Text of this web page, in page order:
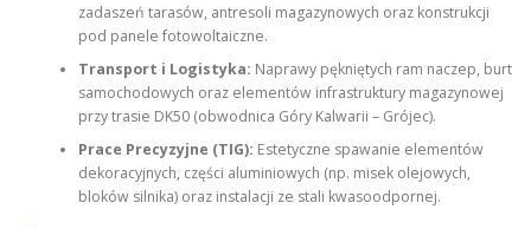
zadaszeń tarasów, antresoli magazynowych oraz konstrukcji
pod panele fotowoltaiczne.
Transport i Logistyka: Naprawy pękniętych ram naczep, burt
samochodowych oraz elementów infrastruktury magazynowej
przy trasie DK50 (obwodnica Góry Kalwarii – Grójec).
Prace Precyzyjne (TIG): Estetyczne spawanie elementów
dekoracyjnych, części aluminiowych (np. misek olejowych,
bloków silnika) oraz instalacji ze stali kwasoodpornej.